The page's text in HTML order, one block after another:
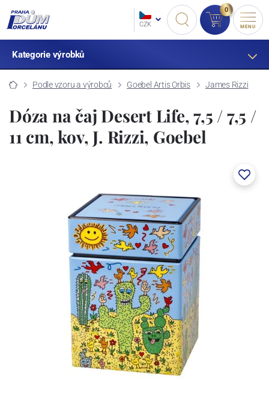
CZK
0
MENU
Kategorie výrobků
Podle vzoru a výrobců Goebel Artis Orbis James Rizzi
Dóza na čaj Desert Life, 7,5 / 7,5 /
11 cm, kov, J. Rizzi, Goebel